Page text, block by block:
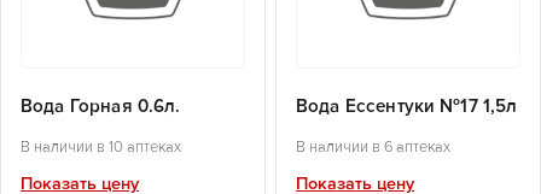
Вода Горная 0.6л.
В наличии в 10 аптеках
Показать цену
Вода Ессентуки №17 1,5л
В наличии в 6 аптеках
Показать цену